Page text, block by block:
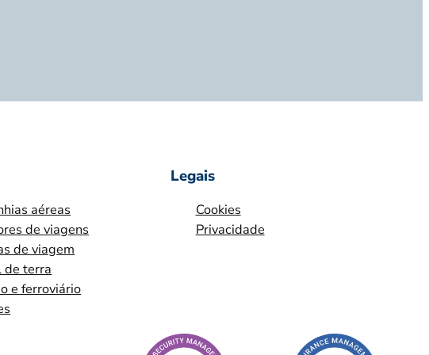
aéreas
de viagens
de viagem
de terra
e ferroviário
Legais
Cookies
Privacidade